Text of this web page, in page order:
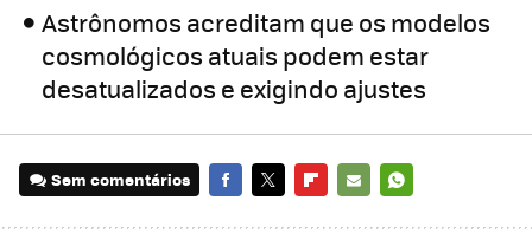
Astrônomos acreditam que os modelos
cosmológicos atuais podem estar
desatualizados e exigindo ajustes
Sem comentários